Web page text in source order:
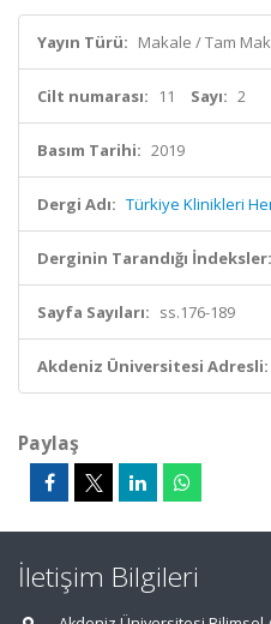
Yayın Türü: Makale / Tam
Cilt numarası: 11 Sayı: 2
Basım Tarihi: 2019
Dergi Adı: Türkiye Klinikleri
Derginin Tarandığı İndeksler:
Sayfa Sayıları: ss.176-189
Akdeniz Üniversitesi Adresli:
Paylaş
İletişim Bilgileri